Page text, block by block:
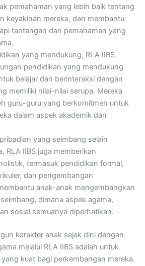
pemahaman yang lebih baik tentang
keyakinan mereka, dan membantu
tantangan dan pemahaman yang
yang mendukung, RLA IIBS
pendidikan yang mendukung
belajar dan berinteraksi dengan
memiliki nilai-nilai serupa. Mereka
guru-guru yang berkomitmen untuk
dalam aspek akademik dan
yang seimbang selain
RLA IIBS juga memberikan
termasuk pendidikan formal,
dan pengembangan
anak-anak mengembangkan
dimana aspek agama,
sosial semuanya diperhatikan.
karakter anak sejak dini dengan
melalui RLA IIBS adalah untuk
kuat bagi perkembangan mereka.